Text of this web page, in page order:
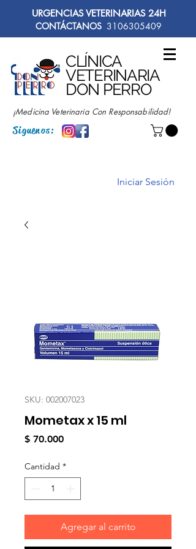
URGENCIAS VETERINARIAS 24H
CONTÁCTANOS 3106305409
CLÍNICA
VETERINARIA
DON PERRO
¡Medicina Veterinaria Con Responsabilidad!
Siguenos:
Iniciar Sesión
SKU: 002007023
Mometax x 15 ml
$ 70.000Precio
Cantidad *
Agregar al carrito